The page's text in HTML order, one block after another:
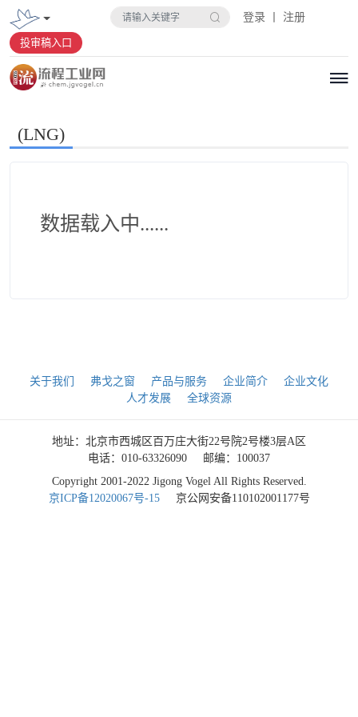
登录 丨 注册
投审稿入口
(LNG)
数据载入中......
关于我们 弗戈之窗 产品与服务 企业简介
企业文化
人才发展
全球资源
地址：北京市西城区百万庄大街22号院2号楼3层A区
电话：010-63326090
邮编：100037
Copyright 2001-2022 Jigong Vogel All Rights Reserved.
京ICP备12020067号-15
京公网安备110102001177号